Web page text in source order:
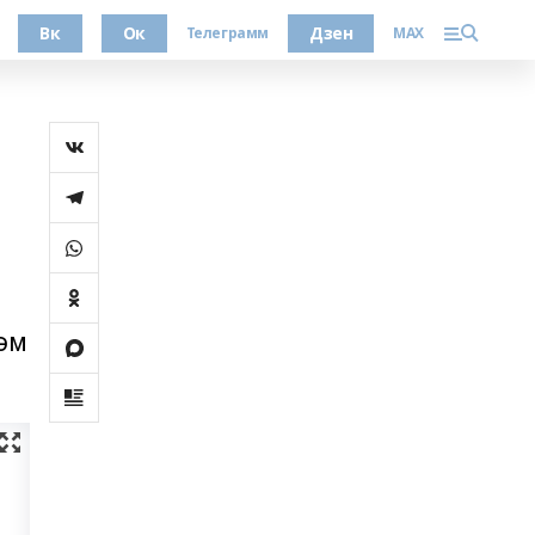
Вк Ок Телеграмм Дзен MAX